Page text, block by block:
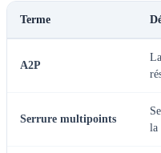
Terme
A2P
Serrure multipoints
la